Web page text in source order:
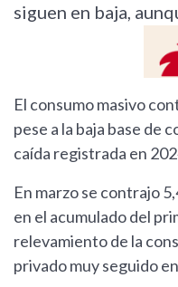
siguen en baja,
El consumo masivo
pese a la baja base de
caída registrada en
En marzo se contrajo
en el acumulado del
relevamiento de la
privado muy seguido